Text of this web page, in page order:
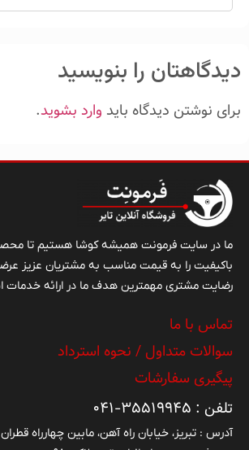
دیدگاهتان را بنویسید
برای نوشتن دیدگاه باید وارد بشوید.
ما در سایت فرمونت همیشه کوشا هستیم تا
باکیفیت را به قیمت مناسب به مشتریان عزیز
رضایت مشتری مهمترین هدف ما در ارائه
تماس با ما
سوالات متداول / نحوه استرداد
پیگیری سفارشات
تلفن : ۳۵۵۱۹۹۴۵-۰۴۱
آدرس : تبریز، خیابان راه آهن، مابین چهارراه